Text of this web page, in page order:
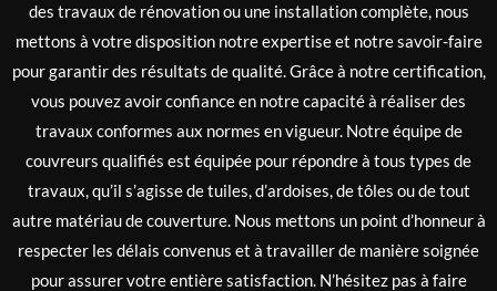
des travaux de rénovation ou une installation complète, nous
mettons à votre disposition notre expertise et notre savoir-faire
pour garantir des résultats de qualité. Grâce à notre certification,
vous pouvez avoir confiance en notre capacité à réaliser des
travaux conformes aux normes en vigueur. Notre équipe de
couvreurs qualifiés est équipée pour répondre à tous types de
travaux, qu’il s’agisse de tuiles, d’ardoises, de tôles ou de tout
autre matériau de couverture. Nous mettons un point d’honneur à
respecter les délais convenus et à travailler de manière soignée
pour assurer votre entière satisfaction. N’hésitez pas à faire